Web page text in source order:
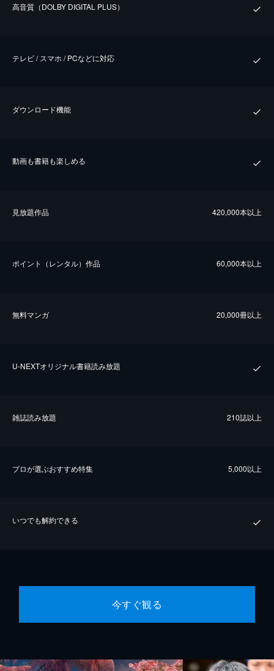
⾼⾳質（DOLBY DIGITAL PLUS）
テレビ / スマホ / PCなどに対応
ダウンロード機能
動画も書籍も楽しめる
⾒放題作品 420,000本以上
ポイント（レンタル）作品 60,000本以上
無料マンガ 20,000冊以上
U-NEXTオリジナル書籍読み放題
雑誌読み放題 210誌以上
プロが選ぶおすすめ特集 5,000以上
いつでも解約できる
今すぐ観る